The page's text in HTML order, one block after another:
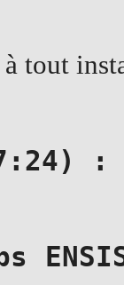
tout
: